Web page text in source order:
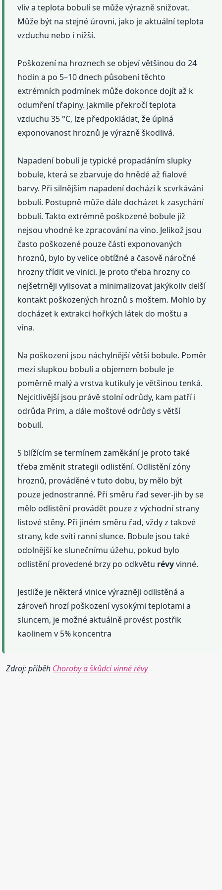
vliv a teplota bobulí se může výrazně snižovat.
Může být na stejné úrovni, jako je aktuální teplota
vzduchu nebo i nižší.
Poškození na hroznech se objeví většinou do 24
hodin a po 5–10 dnech působení těchto
extrémních podmínek může dokonce dojít až k
odumření třapiny. Jakmile překročí teplota
vzduchu 35 °C, lze předpokládat, že úplná
exponovanost hroznů je výrazně škodlivá.
Napadení bobulí je typické propadáním slupky
bobule, která se zbarvuje do hnědé až fialové
barvy. Při silnějším napadení dochází k scvrkávání
bobulí. Postupně může dále docházet k zasychání
bobulí. Takto extrémně poškozené bobule již
nejsou vhodné ke zpracování na víno. Jelikož jsou
často poškozené pouze části exponovaných
hroznů, bylo by velice obtížné a časově náročné
hrozny třídit ve vinici. Je proto třeba hrozny co
nejšetrněji vylisovat a minimalizovat jakýkoliv delší
kontakt poškozených hroznů s moštem. Mohlo by
docházet k extrakci hořkých látek do moštu a
vína.
Na poškození jsou náchylnější větší bobule. Poměr
mezi slupkou bobulí a objemem bobule je
poměrně malý a vrstva kutikuly je většinou tenká.
Nejcitlivější jsou právě stolní odrůdy, kam patří i
odrůda Prim, a dále moštové odrůdy s větší
bobulí.
S blížícím se termínem zaměkání je proto také
třeba změnit strategii odlistění. Odlistění zóny
hroznů, prováděné v tuto dobu, by mělo být
pouze jednostranné. Při směru řad sever-jih by se
mělo odlistění provádět pouze z východní strany
listové stěny. Při jiném směru řad, vždy z takové
strany, kde svítí ranní slunce. Bobule jsou také
odolnější ke slunečnímu úžehu, pokud bylo
odlistění provedené brzy po odkvětu révyvinné.
Jestliže je některá vinice výrazněji odlistěná a
zároveň hrozí poškození vysokými teplotami a
sluncem, je možné aktuálně provést postřik
kaolinem v 5% koncentra
Zdroj: příběh Choroby a škůdci vinné révy